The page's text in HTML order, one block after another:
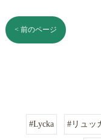
< 前のページ
#Lycka #リュッ